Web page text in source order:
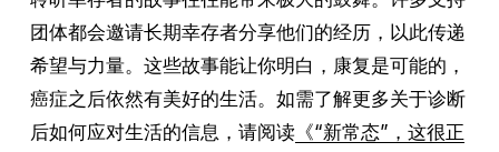
团体都会邀请长期幸存者分享他们的经历，以此传递
希望与力量。这些故事能让你明白，康复是可能的，
癌症之后依然有美好的生活。如需了解更多关于诊断
后如何应对生活的信息，请阅读《“新常态”，这很正